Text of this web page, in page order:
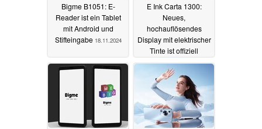
Bigme B1051: E-
Reader ist ein Tablet
mit Android und
Stifteingabe 18.11.2024
E Ink Carta 1300:
Neues,
hochauflösendes
Display mit elektrischer
Tinte ist offiziell
05.11.2024